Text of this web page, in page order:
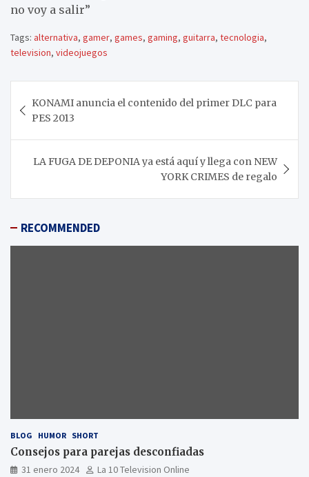
no voy a salir”
Tags: alternativa, gamer, games, gaming, guitarra, tecnologia,
television, videojuegos
de
entradas
KONAMI anuncia el contenido del primer DLC para
PES 2013
LA FUGA DE DEPONIA ya está aquí y llega con NEW
YORK CRIMES de regalo
RECOMMENDED
BLOG HUMOR SHORT
Consejos para parejas desconfiadas
31 enero 2024 La 10 Television Online